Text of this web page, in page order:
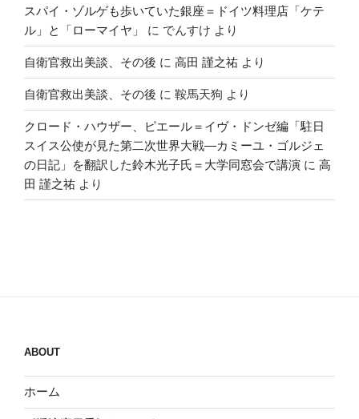
スパイ・ゾルゲも歩いていた銀座＝ドイツ料理店「ケテ
ル」と「ローマイヤ」
に でんすけ より
自衛官救出美談、その後 に 高田 謹之祐 より
自衛官救出美談、その後 に 鞍馬天狗 より
クロード・ハウザー、ピエール＝イヴ・ドンゼ編「駐日
スイス公使が見た第二次世界大戦―カミーユ・ゴルジェ
の日記」を翻訳した鈴木光子氏＝大学同窓会で講演 に 高
田 謹之祐 より
ABOUT
ホーム